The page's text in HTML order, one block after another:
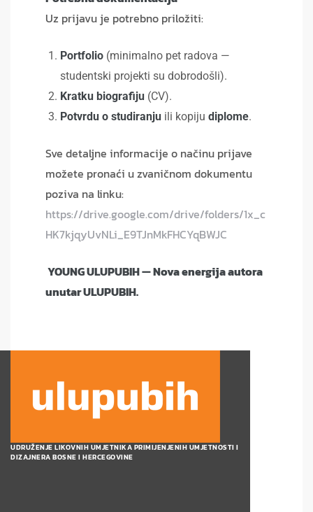
Uz prijavu je potrebno priložiti:
Portfolio(minimalno pet radova —
studentski projekti su dobrodošli).
Kratku biografiju(CV).
Potvrdu o studiranjuili kopiju diplome.
Sve detaljne informacije o načinu prijave
možete pronaći u zvaničnom dokumentu
poziva na linku:
https://drive.google.com/drive/folders/1x_c
HK7kjqyUvNLi_E9TJnMkFHCYqBWJC
YOUNG ULUPUBIH — Nova energija autora
unutar ULUPUBIH.
UDRUŽENJE LIKOVNIH UMJETNIKA PRIMIJENJENIH UMJETNOSTI I
DIZAJNERA BOSNE I HERCEGOVINE